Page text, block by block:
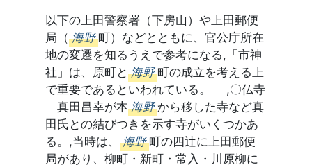
以下の上田警察署（下房山）や上田郵便
局（ 海野 町）などとともに、官公庁所在
地の変遷を知るうえで参考になる,「市神
社」は、原町と 海野 町の成立を考える上
で重要であるといわれている。 ,〇仏寺
真田昌幸が本 海野 から移した寺など真
田氏との結びつきを示す寺がいくつかあ
る。,当時は、 海野 町の四辻に上田郵便
局があり、柳町・新町・常入・川原柳に